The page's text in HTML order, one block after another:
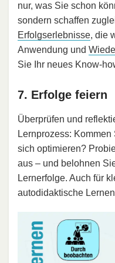
nur, was Sie schon
sondern schaffen
Erfolgserlebnisse, die
Anwendung und
Sie Ihr neues Know-
7. Erfolge feiern
Überprüfen und
Lernprozess:
sich optimieren?
aus – und belohnen
Lernerfolge. Auch für
autodidaktische